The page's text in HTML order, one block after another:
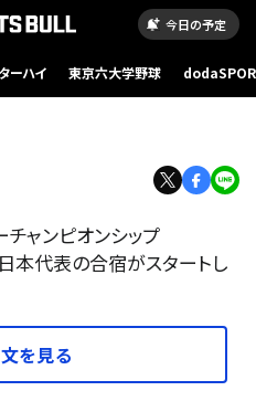
今日の予定
ーハイ 東京六大学野球
チャンピオンシップ
本代表の合宿がスタートし
を見る